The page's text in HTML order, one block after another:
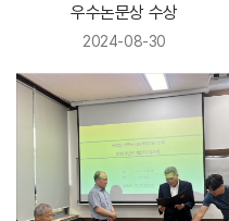
우수논문상 수상
2024-08-30